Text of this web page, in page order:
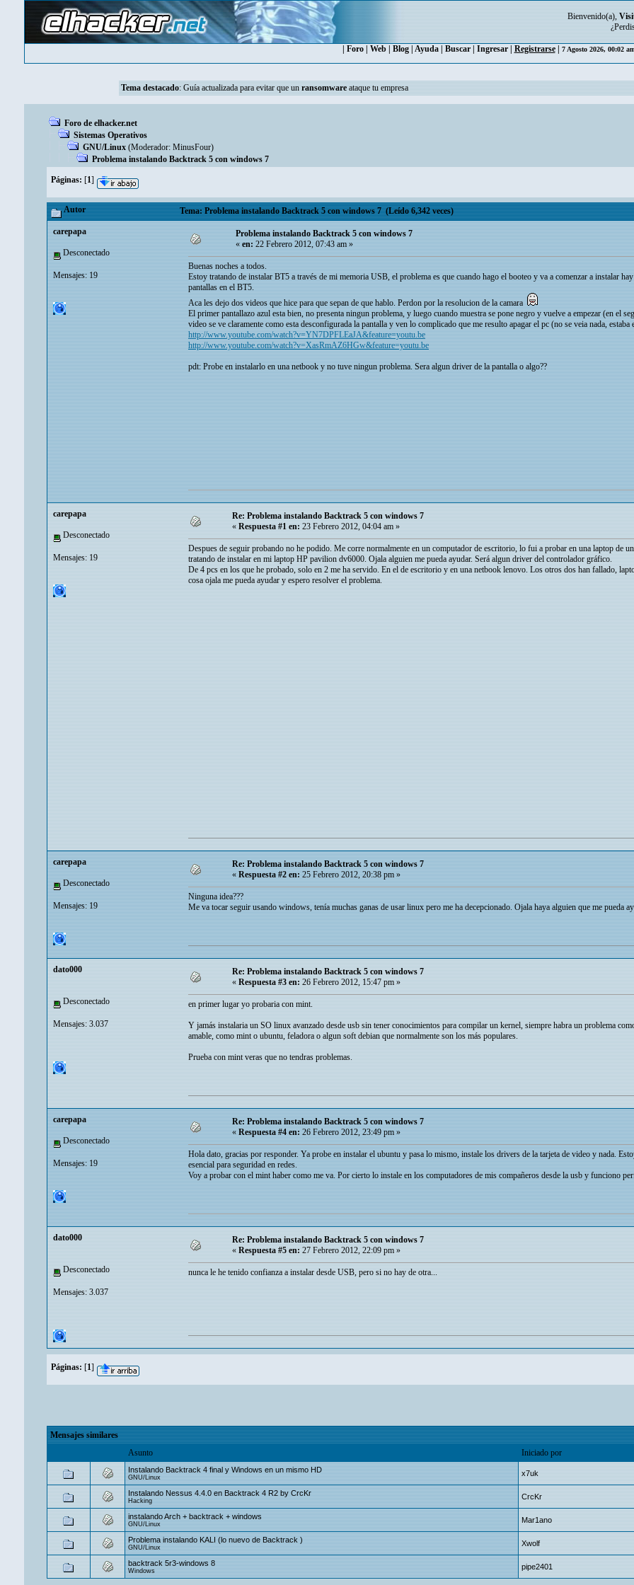
Bienvenido(a),
Foro| Web| Blog| Ayuda| Buscar| Ingresar| Registrarse| 7 Agosto 2026, 00:02
Tema destacado: Guía actualizada para evitar que un ransomware ataque tu empresa
Foro de elhacker.net
Sistemas Operativos
GNU/Linux (Moderador: MinusFour)
Problema instalando Backtrack 5 con windows 7
Páginas: [1]
Autor Tema: Problema instalando Backtrack 5 con windows 7 (Leído 6,342 veces)
carepapa
Desconectado
Mensajes: 19
Problema instalando Backtrack 5 con windows 7
«en:22 Febrero 2012, 07:43 am »
Buenas noches a todos.
Estoy tratando de instalar BT5 a través de mi memoria USB, el problema es que cuando hago el booteo y va a comenzar a instalar
pantallas en el BT5.
Aca les dejo dos videos que hice para que sepan de que hablo. Perdon por la resolucion de la camara
El primer pantallazo azul esta bien, no presenta ningun problema, y luego cuando muestra se pone negro y vuelve a empezar (en el
video se ve claramente como esta desconfigurada la pantalla y ven lo complicado que me resulto apagar el pc (no se veia nada, estaba
http://www.youtube.com/watch?v=YN7DPFLEaJA&feature=youtu.be
http://www.youtube.com/watch?v=XasRmAZ6HGw&feature=youtu.be
pdt: Probe en instalarlo en una netbook y no tuve ningun problema. Sera algun driver de la pantalla o algo??
carepapa
Desconectado
Mensajes: 19
Re: Problema instalando Backtrack 5 con windows 7
« Respuesta #1 en: 23 Febrero 2012, 04:04 am »
Despues de seguir probando no he podido. Me corre normalmente en un computador de escritorio, lo fui a probar en una laptop de
tratando de instalar en mi laptop HP pavilion dv6000. Ojala alguien me pueda ayudar. Será algun driver del controlador gráfico.
De 4 pcs en los que he probado, solo en 2 me ha servido. En el de escritorio y en una netbook lenovo. Los otros dos han fallado,
cosa ojala me pueda ayudar y espero resolver el problema.
carepapa
Desconectado
Mensajes: 19
Re: Problema instalando Backtrack 5 con windows 7
«Respuesta #2 en:25 Febrero 2012, 20:38 pm »
Ninguna idea???
Me va tocar seguir usando windows, tenía muchas ganas de usar linux pero me ha decepcionado. Ojala haya alguien que me pueda
dato000
Desconectado
Mensajes: 3.037
Re: Problema instalando Backtrack 5 con windows 7
« Respuesta #3 en: 26 Febrero 2012, 15:47 pm »
en primer lugar yo probaria con mint.
Y jamás instalaria un SO linux avanzado desde usb sin tener conocimientos para compilar un kernel, siempre habra un problema
amable, como mint o ubuntu, feladora o algun soft debian que normalmente son los más populares.
Prueba con mint veras que no tendras problemas.
carepapa
Desconectado
Mensajes: 19
Re: Problema instalando Backtrack 5 con windows 7
«Respuesta #4 en:26 Febrero 2012, 23:49 pm »
Hola dato, gracias por responder. Ya probe en instalar el ubuntu y pasa lo mismo, instale los drivers de la tarjeta de video y nada.
esencial para seguridad en redes.
Voy a probar con el mint haber como me va. Por cierto lo instale en los computadores de mis compañeros desde la usb y funciono
dato000
Desconectado
Mensajes: 3.037
Re: Problema instalando Backtrack 5 con windows 7
« Respuesta #5 en: 27 Febrero 2012, 22:09 pm »
nunca le he tenido confianza a instalar desde USB, pero si no hay de otra...
Páginas: [1]
Mensajes similares
Asunto
Iniciado por
Instalando Backtrack 4 final y Windows en un mismo HD
GNU/Linux x7uk
Instalando Nessus 4.4.0 en Backtrack 4 R2 by CrcKr
Hacking CrcKr
instalando Arch + backtrack + windows
GNU/Linux Mar1ano
Problema instalando KALI (lo nuevo de Backtrack )
GNU/Linux Xwolf
backtrack 5r3-windows 8
Windows pipe2401